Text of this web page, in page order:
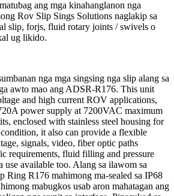
ang mga kinahanglanon nga
Rov Slip Sings Solutions naglakip sa
slip, forjs, fluid rotary joints / swivels o
ug likido.
nga mga singsing nga slip alang sa
awto mao ang ADSR-R176. This unit
and high current ROV applications,
power supply at 7200VAC maximum
enclosed with stainless steel housing for
it also can provide a flexible
signals, video, fiber optic paths
requirements, fluid filling and pressure
use available too. Alang sa ilawom sa
Ring R176 mahimong ma-sealed sa IP68
mabugkos usab aron mahatagan ang